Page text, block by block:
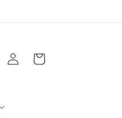
InloggenWinkelwagen